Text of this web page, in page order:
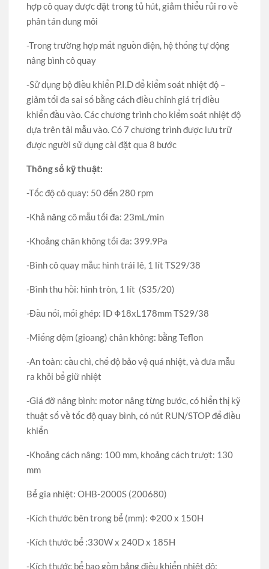
hợp cô quay được đặt trong tủ hút, giảm thiểu rủi ro về
phân tán dung môi
-Trong trường hợp mất nguồn điện, hệ thống tự động
nâng bình cô quay
-Sử dụng bộ điều khiển P.I.D để kiểm soát nhiệt độ –
giảm tối đa sai số bằng cách điều chỉnh giá trị điều
khiển đầu vào. Các chương trình cho kiểm soát nhiệt độ
dựa trên tải mẫu vào. Có 7 chương trình được lưu trữ
được người sử dụng cài đặt qua 8 bước
Thông số kỹ thuật:
-Tốc độ cô quay: 50 đến 280 rpm
-Khả năng cô mẫu tối đa: 23mL/min
-Khoảng chân không tối đa: 399.9Pa
-Bình cô quay mẫu: hình trái lê, 1 lít TS29/38
-Bình thu hồi: hình tròn, 1 lít (S35/20)
-Đầu nối, mối ghép: ID Φ18xL178mm TS29/38
-Miếng đệm (gioang) chân không: bằng Teflon
-An toàn: cầu chì, chế độ bảo vệ quá nhiệt, và đưa mẫu
ra khỏi bể giữ nhiệt
-Giá đỡ nâng bình: motor nâng từng bước, có hiển thị kỹ
thuật số về tốc độ quay bình, có nút RUN/STOP để điều
khiển
-Khoảng cách nâng: 100 mm, khoảng cách trượt: 130
mm
Bể gia nhiệt: OHB-2000S (200680)
-Kích thước bên trong bể (mm): Φ200 x 150H
-Kích thước bể :330W x 240D x 185H
-Kích thước bể bao gồm bảng điều khiển nhiệt độ: